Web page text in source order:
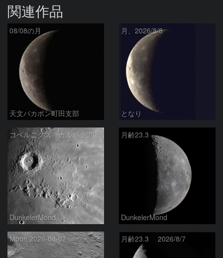
関連作品
08/08の月
天文バカボン町田支部
月、2026/8/8
となり
コペルニクス、カルパチア山脈付近
DunkelerMond
月齢23.3
DunkelerMond
Moon 2026-08-07 月齢23.3 2026/8/7